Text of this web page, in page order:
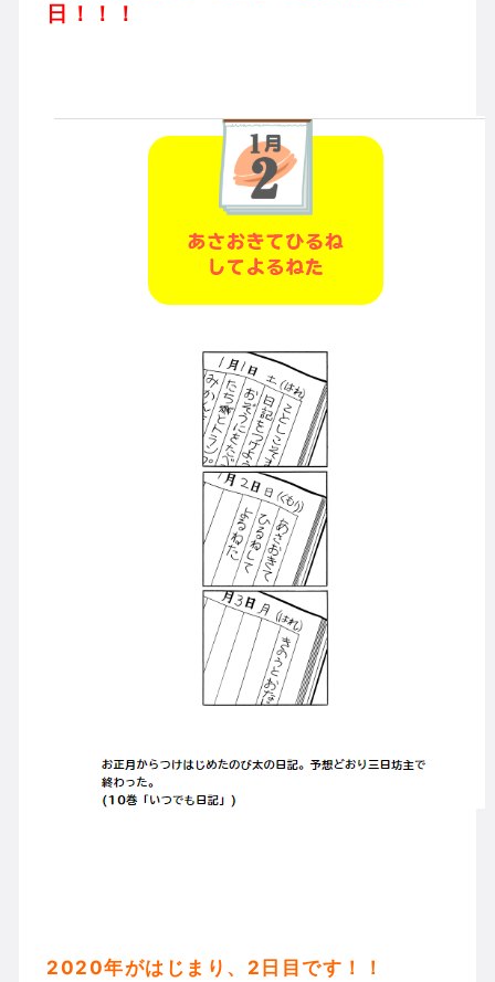
日！！！
2020年がはじまり、2日目です！！